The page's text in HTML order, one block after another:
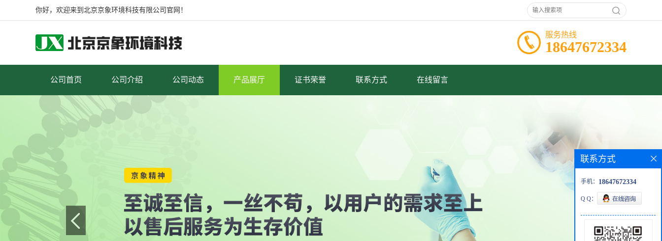
你好，欢迎来到北京京象环境科技有限公司官网！
服务热线
18647672334
公司首页 公司介绍 公司动态 产品展厅 证书荣誉 联系方式 在线留言
联系方式
手机： 18647672334
Q Q：